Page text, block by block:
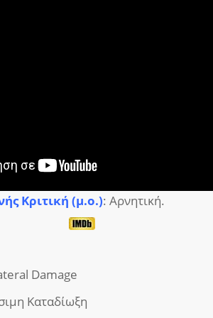
Κριτική (μ.ο.): Αρνητική.
Damage
Καταδίωξη